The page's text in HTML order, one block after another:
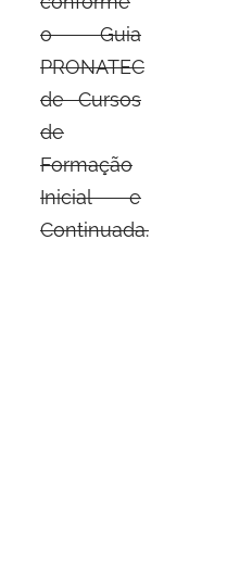
o Guia
PRONATEC
de Cursos
de
Formação
Inicial e
Continuada.